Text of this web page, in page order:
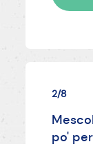
2/8
po'